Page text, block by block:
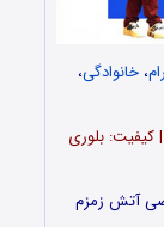
،خانوادگی،
| کیفیت: بلوری